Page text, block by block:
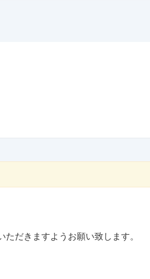
だきますようお願い致します。